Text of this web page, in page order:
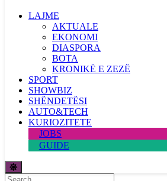
LAJME
AKTUALE
EKONOMI
DIASPORA
BOTA
KRONIKË E ZEZË
SPORT
SHOWBIZ
SHËNDETËSI
AUTO&TECH
KURIOZITETE
JOBS
GUIDE